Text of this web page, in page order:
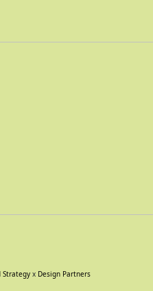
Strategy x Design Partners